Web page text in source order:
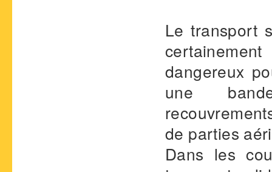
Le transport
dangereux
une
de parties
Dans les